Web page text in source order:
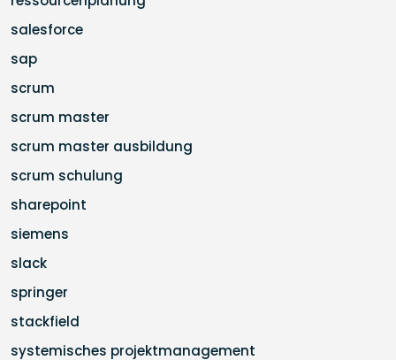
salesforce
sap
scrum
scrum master
scrum master ausbildung
scrum schulung
sharepoint
siemens
slack
springer
stackfield
systemisches projektmanagement